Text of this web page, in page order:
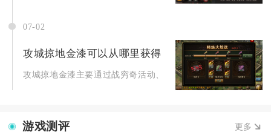
07-02
攻城掠地金漆可以从哪里获得
攻城掠地金漆主要通过战穷奇活动、盛世共襄签到、盛世红包
游戏测评 更多